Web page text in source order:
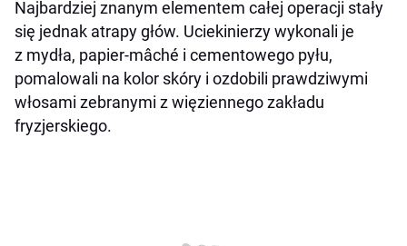
Najbardziej znanym elementem całej operacji stały
się jednak atrapy głów. Uciekinierzy wykonali je
z mydła, papier-mâché i cementowego pyłu,
pomalowali na kolor skóry i ozdobili prawdziwymi
włosami zebranymi z więziennego zakładu
fryzjerskiego.